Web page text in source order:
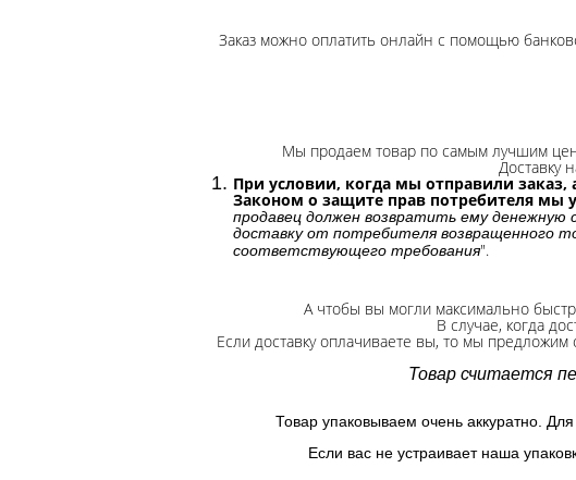
Заказ можно оплатить онлайн с помощью
Мы продаем товар по самым лучшим
Доставку
При условии, когда мы отправили заказ,
Законом о защите прав потребителя мы
продавец должен возвратить ему денежную
доставку от потребителя возвращенного
соответствующего требования".
А чтобы вы могли максимально
В случае, когда
Если доставку оплачиваете вы, то мы
Товар считается
Товар упаковываем очень аккуратно.
Если вас не устраивает наша